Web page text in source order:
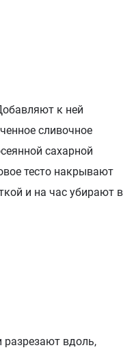
к ней
сливочное
сахарной
тесто накрывают
и на час убирают в
вдоль,